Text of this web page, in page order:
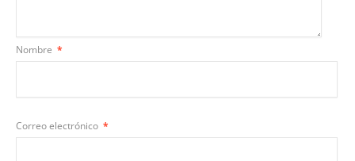
Nombre *
Correo electrónico *